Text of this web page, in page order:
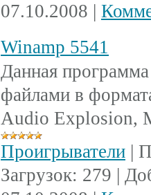
07.10.2008 |
Winamp 5541
Данная программа
файлами в
Audio Explosion,
Проигрыватели |
Загрузок: 279 |